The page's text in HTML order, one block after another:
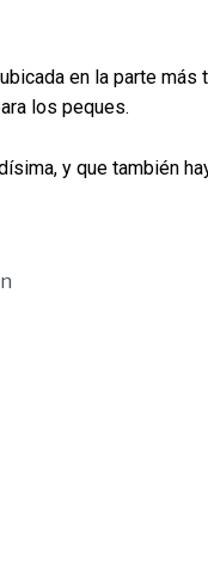
en la parte
los peques.
y que también